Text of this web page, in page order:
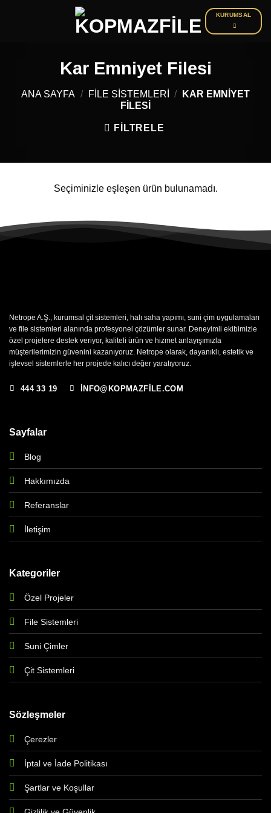
KURUMSAL
Kar Emniyet Filesi
ANA SAYFA / FILE SISTEMLERI /
KAR EMNIYET
FILESI
FILTRELE
Seçiminizle eşleşen ürün bulunamadı.
Netrope A.Ş., kurumsal çit sistemleri, halı saha yapımı, suni çim uygulamaları
ve file sistemleri alanında profesyonel çözümler sunar. Deneyimli ekibimizle
özel projelere destek veriyor, kaliteli ürün ve hizmet anlayışımızla
müşterilerimizin güvenini kazanıyoruz. Netrope olarak, dayanıklı, estetik ve
işlevsel sistemlerle her projede kalıcı değer yaratıyoruz.
444 33 19 INFO@KOPMAZFILE.COM
Sayfalar
Blog
Hakkımızda
Referanslar
İletişim
Kategoriler
Özel Projeler
File Sistemleri
Suni Çimler
Çit Sistemleri
Sözleşmeler
Çerezler
İptal ve İade Politikası
Şartlar ve Koşullar